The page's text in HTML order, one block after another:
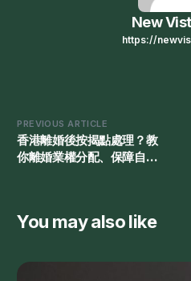
New
https://
PREVIOUS ARTICLE
香港離婚後按揭點處理？教
你離婚業權分配、保障自身
You may also like